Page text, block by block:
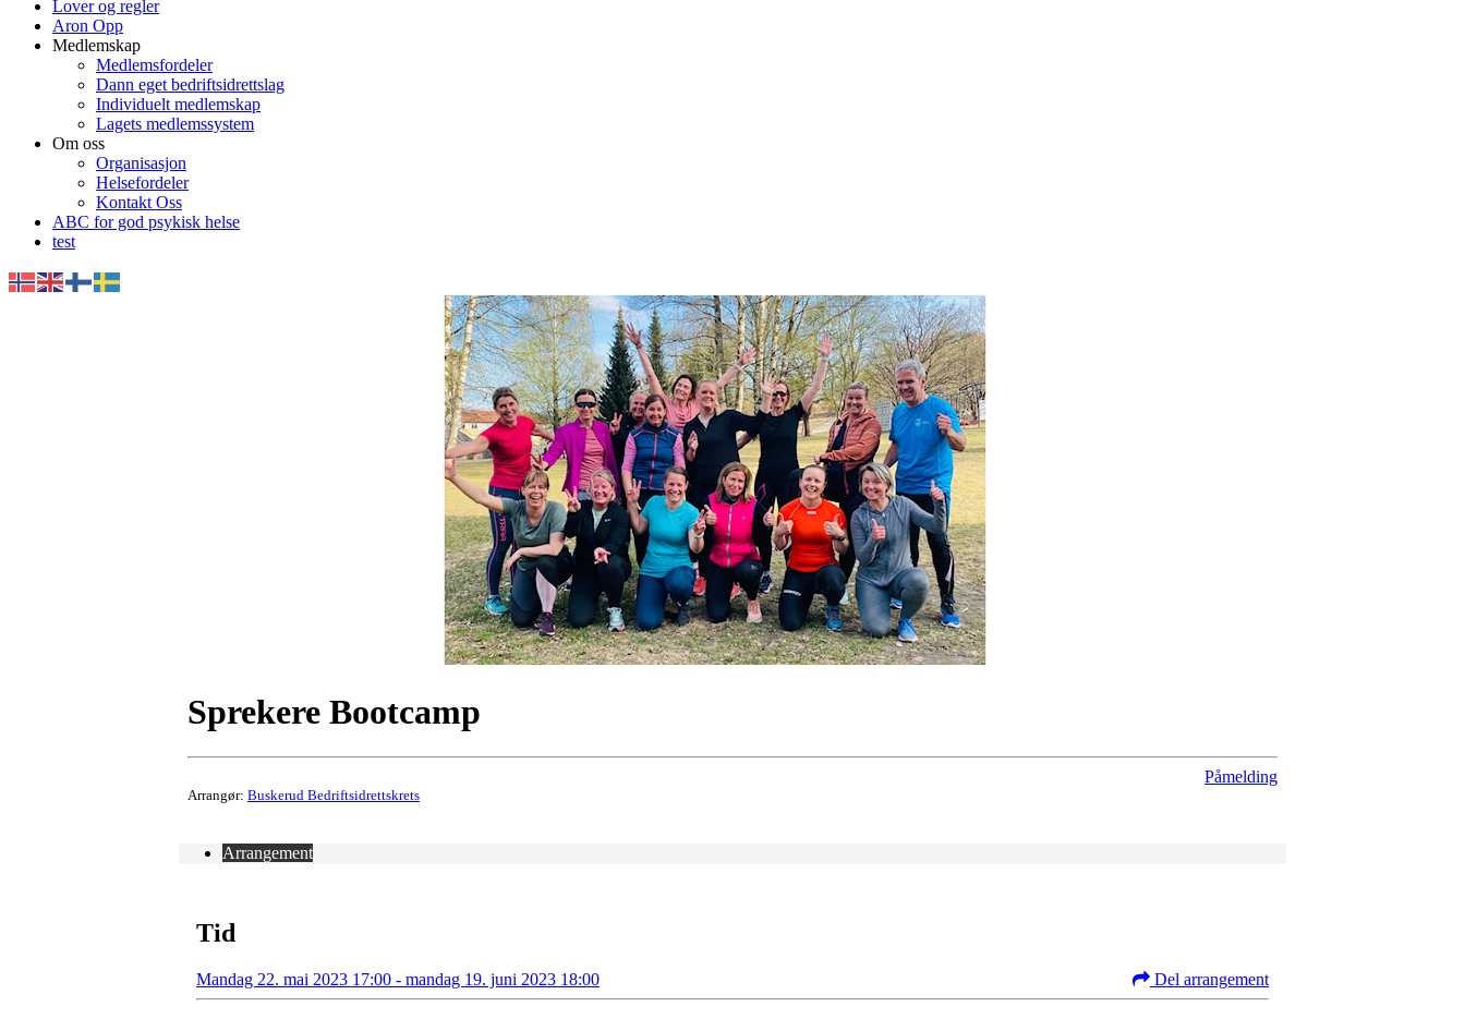
Lover og regler
Aron Opp
Medlemskap
Medlemsfordeler
Dann eget bedriftsidrettslag
Individuelt medlemskap
Lagets medlemssystem
Om oss
Organisasjon
Helsefordeler
Kontakt Oss
ABC for god psykisk helse
test
Sprekere Bootcamp
Arrangør: Buskerud Bedriftsidrettskrets
Påmelding
Arrangement
Tid
Mandag 22. mai 2023 17:00 - mandag 19. juni 2023 18:00 Del arrangement